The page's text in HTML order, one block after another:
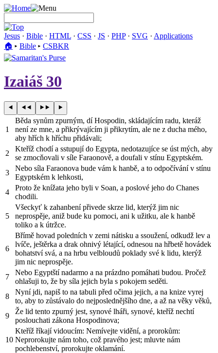
Jesus · Bible · HTML · CSS · JS · PHP· SVG · Applications
🏠︎ ▸ Bible ▸ CSBKR
Izaiáš 30
1
Běda synům zpurným, dí Hospodin, skládajícím radu, kteráž
není ze mne, a přikrývajícím ji přikrytím, ale ne z ducha mého,
aby hřích k hříchu přidávali;
2
Kteříž chodí a sstupují do Egypta, nedotazujíce se úst mých, aby
se zmocňovali v síle Faraonově, a doufali v stínu Egyptském.
3
Nebo síla Faraonova bude vám k hanbě, a to odpočívání v stínu
Egyptském k lehkosti,
4
Proto že knížata jeho byli v Soan, a poslové jeho do Chanes
chodili.
5
Všeckyť k zahanbení přivede skrze lid, kterýž jim nic
neprospěje, aniž bude ku pomoci, ani k užitku, ale k hanbě
toliko a k útržce.
6
Břímě hovad poledních v zemi nátisku a ssoužení, odkudž lev a
lvíče, ještěrka a drak ohnivý létající, odnesou na hřbetě hovádek
bohatství svá, a na hrbu velbloudů poklady své k lidu, kterýž
jim nic neprospěje.
7
Nebo Egyptští nadarmo a na prázdno pomáhati budou. Pročež
ohlašuji to, že by síla jejich byla s pokojem seděti.
8
Nyní jdi, napiš to na tabuli před očima jejich, a na knize vyrej
to, aby to zůstávalo do nejposlednějšího dne, a až na věky věků,
9
Že lid tento zpurný jest, synové lháři, synové, kteříž nechtí
poslouchati zákona Hospodinova;
10
Kteříž říkají vidoucím: Nemívejte vidění, a prorokům:
Neprorokujte nám toho, což pravého jest; mluvte nám
pochlebenství, prorokujte oklamání.